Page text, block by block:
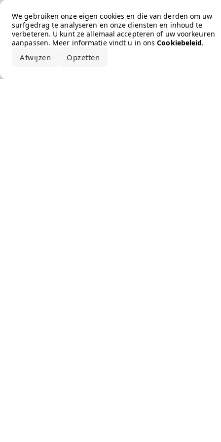
We gebruiken onze eigen cookies en die van derden om uw
surfgedrag te analyseren en onze diensten en inhoud te
verbeteren. U kunt ze allemaal accepteren of uw voorkeuren
aanpassen. Meer informatie vindt u in onsCookiebeleid.
Afwijzen Opzetten
Error loading the brand